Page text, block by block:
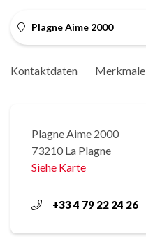
Plagne Aime 2000
Kontaktdaten Merkmale
Plagne Aime 2000
73210 La Plagne
Siehe Karte
+33 4 79 22 24 26